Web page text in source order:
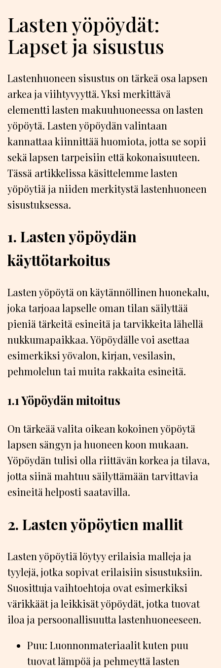
Lasten yöpöydät:
Lapset ja sisustus
Lastenhuoneen sisustus on tärkeä osa lapsen
arkea ja viihtyvyyttä. Yksi merkittävä
elementti lasten makuuhuoneessa on lasten
yöpöytä. Lasten yöpöydän valintaan
kannattaa kiinnittää huomiota, jotta se sopii
sekä lapsen tarpeisiin että kokonaisuuteen.
Tässä artikkelissa käsittelemme lasten
yöpöytiä ja niiden merkitystä lastenhuoneen
sisustuksessa.
1. Lasten yöpöydän
käyttötarkoitus
Lasten yöpöytä on käytännöllinen huonekalu,
joka tarjoaa lapselle oman tilan säilyttää
pieniä tärkeitä esineitä ja tarvikkeita lähellä
nukkumapaikkaa. Yöpöydälle voi asettaa
esimerkiksi yövalon, kirjan, vesilasin,
pehmolelun tai muita rakkaita esineitä.
1.1 Yöpöydän mitoitus
On tärkeää valita oikean kokoinen yöpöytä
lapsen sängyn ja huoneen koon mukaan.
Yöpöydän tulisi olla riittävän korkea ja tilava,
jotta siinä mahtuu säilyttämään tarvittavia
esineitä helposti saatavilla.
2. Lasten yöpöytien mallit
Lasten yöpöytiä löytyy erilaisia malleja ja
tyylejä, jotka sopivat erilaisiin sisustuksiin.
Suosittuja vaihtoehtoja ovat esimerkiksi
värikkäät ja leikkisät yöpöydät, jotka tuovat
iloa ja persoonallisuutta lastenhuoneeseen.
Puu: Luonnonmateriaalit kuten puu
tuovat lämpöä ja pehmeyttä lasten